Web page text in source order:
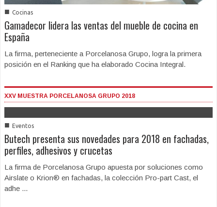
■ Cocinas
Gamadecor lidera las ventas del mueble de cocina en
España
La firma, perteneciente a Porcelanosa Grupo, logra la primera
posición en el Ranking que ha elaborado Cocina Integral.
XXV MUESTRA PORCELANOSA GRUPO 2018
■ Eventos
Butech presenta sus novedades para 2018 en fachadas,
perfiles, adhesivos y crucetas
La firma de Porcelanosa Grupo apuesta por soluciones como
Airslate o Krion® en fachadas, la colección Pro-part Cast, el
adhe ...